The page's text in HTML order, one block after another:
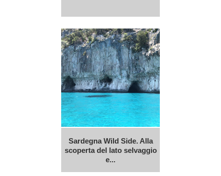
Sardegna Wild Side. Alla
scoperta del lato selvaggio
e...